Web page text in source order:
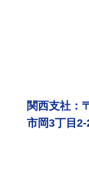
関西支社：
市岡3丁目2-